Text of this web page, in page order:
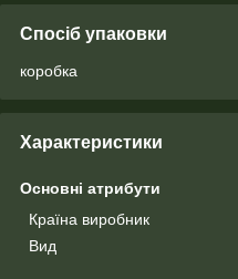
Спосіб упаковки
коробка
Характеристики
Основні атрибути
Країна виробник
Вид